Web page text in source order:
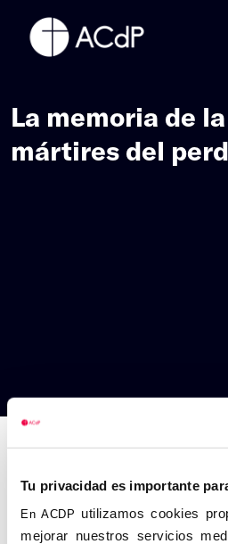
Tu privacidad es importante
En ACDP utilizamos cookies
mejorar nuestros servicios
La memoria de
mártires del